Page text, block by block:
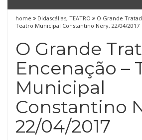
home Didascálias, TEATRO
O Grande
Teatro Municipal Constantino Nery, 22/04/2017
O Grande
Encenação –
Municipal
Constantino
22/04/2017